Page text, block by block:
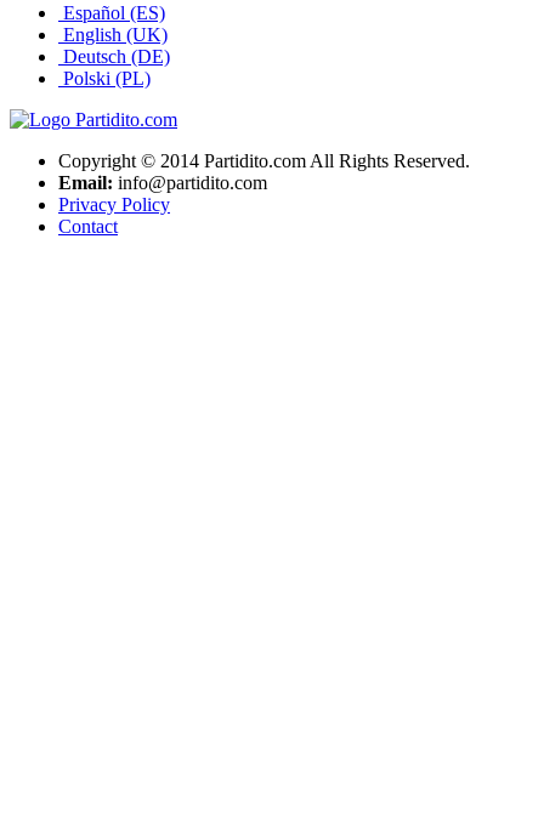
Español (ES)
English (UK)
Deutsch (DE)
Polski (PL)
Copyright © 2014 Partidito.com All Rights Reserved.
Email: info@partidito.com
Privacy Policy
Contact